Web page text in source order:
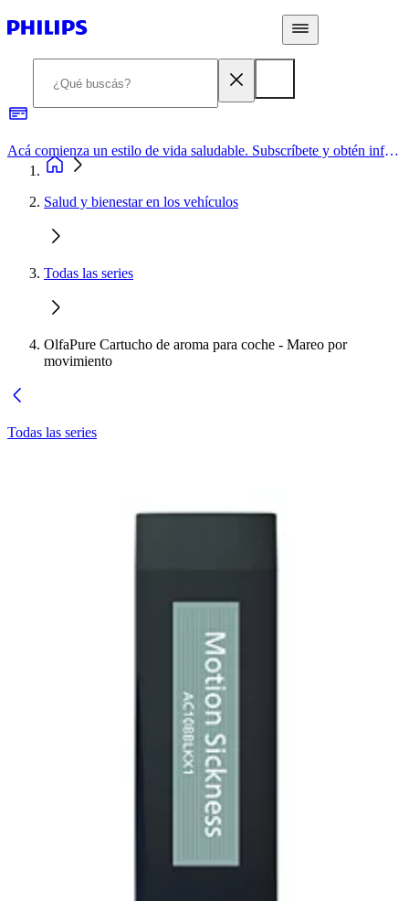
Acá comienza un estilo de vida saludable. Subscríbete y obtén información de primera mano
Salud y bienestar en los vehículos
Todas las series
OlfaPure Cartucho de aroma para coche - Mareo por
movimiento
Todas las series